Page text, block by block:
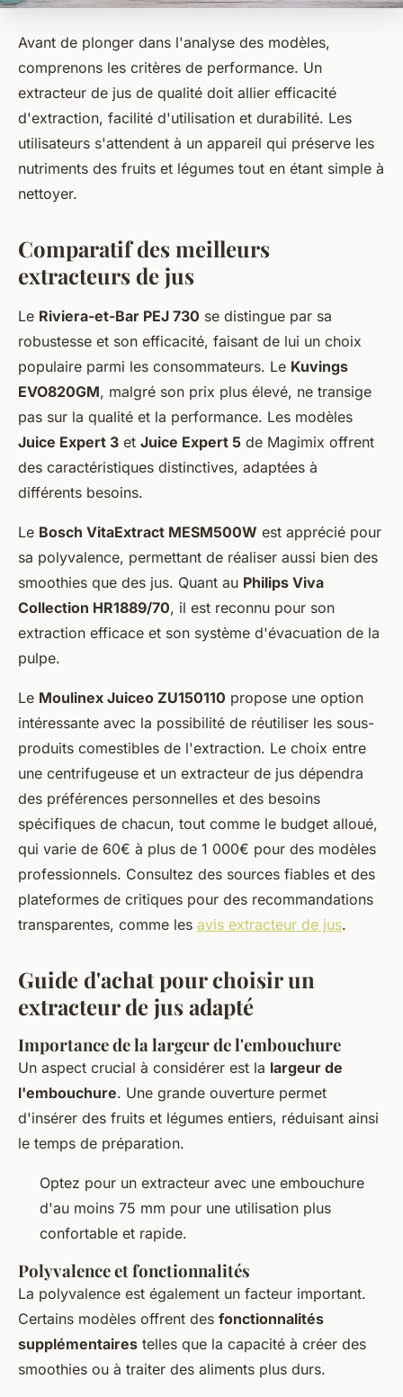
Avant de plonger dans l'analyse des modèles,
comprenons les critères de performance. Un
extracteur de jus de qualité doit allier efficacité
d'extraction, facilité d'utilisation et durabilité. Les
utilisateurs s'attendent à un appareil qui préserve les
nutriments des fruits et légumes tout en étant simple à
nettoyer.
Comparatif des meilleurs
extracteurs de jus
Le Riviera-et-Bar PEJ 730 se distingue par sa
robustesse et son efficacité, faisant de lui un choix
populaire parmi les consommateurs. Le Kuvings
EVO820GM, malgré son prix plus élevé, ne transige
pas sur la qualité et la performance. Les modèles
Juice Expert 3 et Juice Expert 5 de Magimix offrent
des caractéristiques distinctives, adaptées à
différents besoins.
Le Bosch VitaExtract MESM500W est apprécié pour
sa polyvalence, permettant de réaliser aussi bien des
smoothies que des jus. Quant au Philips Viva
Collection HR1889/70, il est reconnu pour son
extraction efficace et son système d'évacuation de la
pulpe.
Le Moulinex Juiceo ZU150110 propose une option
intéressante avec la possibilité de réutiliser les sous-
produits comestibles de l'extraction. Le choix entre
une centrifugeuse et un extracteur de jus dépendra
des préférences personnelles et des besoins
spécifiques de chacun, tout comme le budget alloué,
qui varie de 60€ à plus de 1 000€ pour des modèles
professionnels. Consultez des sources fiables et des
plateformes de critiques pour des recommandations
transparentes, comme les avis extracteur de jus.
Guide d'achat pour choisir un
extracteur de jus adapté
Importance de la largeur de l'embouchure
Un aspect crucial à considérer est la largeur de
l'embouchure. Une grande ouverture permet
d'insérer des fruits et légumes entiers, réduisant ainsi
le temps de préparation.
Optez pour un extracteur avec une embouchure
d'au moins 75 mm pour une utilisation plus
confortable et rapide.
Polyvalence et fonctionnalités
La polyvalence est également un facteur important.
Certains modèles offrent des fonctionnalités
supplémentaires telles que la capacité à créer des
smoothies ou à traiter des aliments plus durs.